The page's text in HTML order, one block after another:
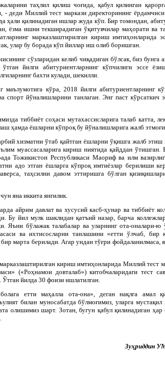
таҳлил қилиш чоғида, қабул қилинган
- деди Миллий тест маркази директорининг
ҳали қилинадиган ишлар жуда кўп. Бир томондан,
ёзма ишни текширадиган ўқитувчилар маҳорати ва
марказлаштирилган кириш имтиҳонларида
улар бу борада кўп йиллар иш олиб боришган.
сўзларидан келиб чиқадиган бўлсак, биз
йилги абитуриентларнинг кўпчилиги эссе
бахти кулади, шекилли.
маълумотига кўра, 2018 йилги абитуриентларнинг
спорт йўналишларини танлаган. Энг паст кўрсаткич
тиббиёт соҳаси мутахассисларига талаб катта,
ҳамда ёшларни кўпроқ бу йўналишларига жалб
хизматни ўтаб қайтган ёшларни ўқишга жалб этиш
муассасаларига кириш ниятида қайддан ўтишган.
Тожикистон Республикаси Маориф ва илм
адо этган ёшларга кўпроқ имтиёзлар берилиши
таҳсилни давом эттиришга бўлган
яна иккита янгилик.
айрим давлат ва хусусий касб-ҳунар ва тиббиёт
Бу йил мулк шаклидан қатъий назар, барча
Яъни бўлажак талабалар ва уларнинг ота-оналари-ю
ва ихтисосларни танлашини «етти ўлчаб, бир
марта берилади. Агар ундан тўғри фойдаланилмаса,
кириш имтиҳонларида Миллий тест
(«Роҳнамои довталаб») китобчаларидаги тест
йилда 30 фоизи ишлатилган.
етти маҳалла ота-она», деган нақлга амал
билан муносабатда бўлмоғимиз, уларга мустақил
олишимиз шарт. Зотан, бугун қабул қилинадиган ҳар
Зуҳриддин